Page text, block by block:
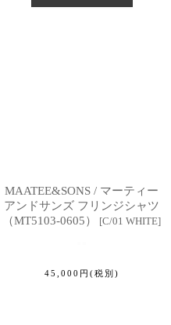
MAATEE&SONS / マーティー
アンドサンズ フリンジシャツ
（MT5103-0605）
[C/01 WHITE]
45,000 円 (税別)